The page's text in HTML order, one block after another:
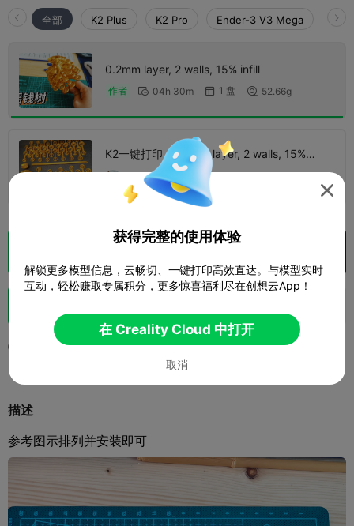
全部 K2 Plus K2 Pro Ender-3 V3 Mega K2
0.2mm layer, 2 walls, 15% infill
作者  04h 30m  1 盘  52.66g
K2一键打印，0.2mm layer, 2 walls, 15%
infill
03h 22m 1 盘
 2025-09-192.1K42
描述
参考图示排列并安装即可

获得完整的使用体验
解锁更多模型信息，云畅切、一键打印高效直达。与模型实时
互动，轻松赚取专属积分，更多惊喜福利尽在创想云App！
在 Creality Cloud 中打开
取消